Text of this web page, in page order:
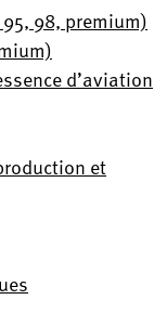
98, premium)
d’aviation
et